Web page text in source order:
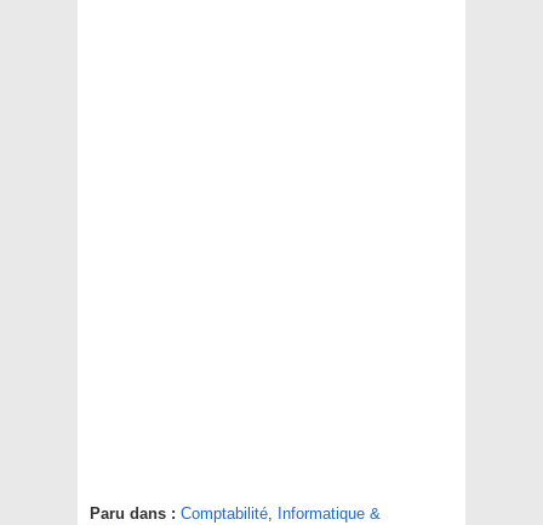
Paru dans : Comptabilité, Informatique &